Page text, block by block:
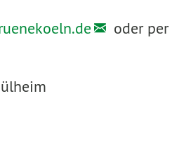
oder